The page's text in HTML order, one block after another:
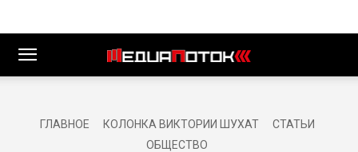
ГЛАВНОЕ КОЛОНКА ВИКТОРИИ ШУХАТ
СТАТЬИ
ОБЩЕСТВО